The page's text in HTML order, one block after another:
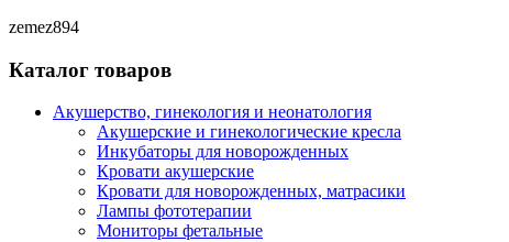
zemez894
Каталог товаров
Акушерство, гинекология и неонатология
Акушерские и гинекологические креслa
Инкубаторы для новорожденных
Кровати акушерские
Кровати для новорожденных, матрасики
Лампы фототерапии
Мониторы фетальные